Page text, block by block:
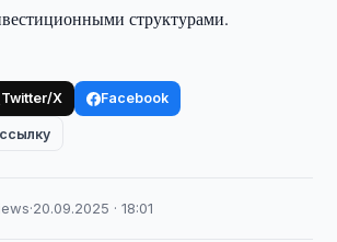
структурами.
Twitter/X Facebook
·20.09.2025 · 18:01